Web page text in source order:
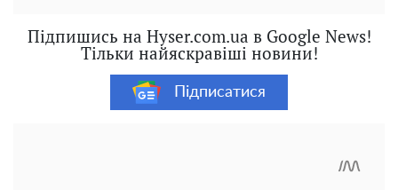
Підпишись на Hyser.com.ua в Google News!
Тільки найяскравіші новини!
Підписатися